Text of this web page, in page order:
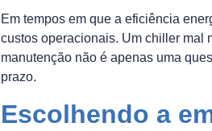
Em tempos em que a eficiência
custos operacionais. Um chiller mal
manutenção não é apenas uma
prazo.
Escolhendo a